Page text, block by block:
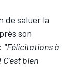
de saluer la
son
"Félicitations à
C'est bien